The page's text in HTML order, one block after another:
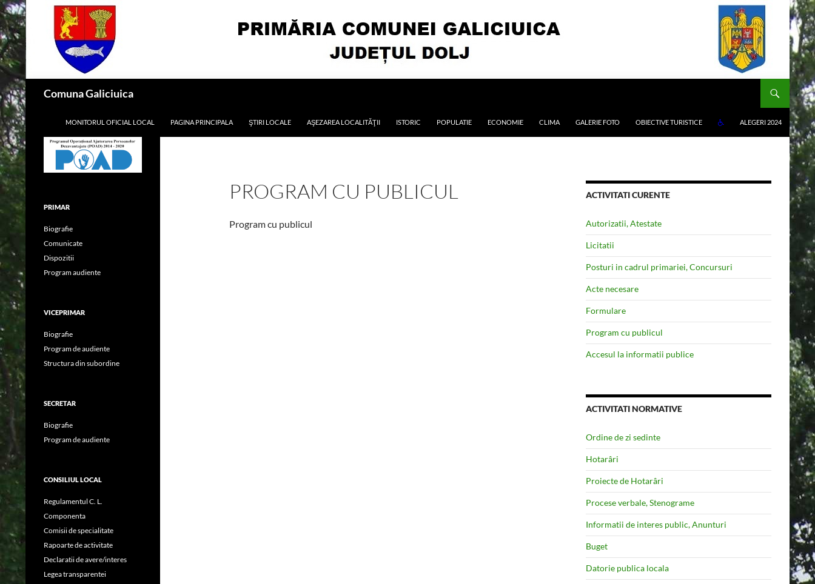
Skip
to
content
Comuna Galiciuica
MONITORUL OFICIAL LOCAL PAGINA PRINCIPALA ŞTIRI LOCALE AŞEZAREA LOCALITĂŢII ISTORIC POPULATIE ECONOMIE CLIMA GALERIE FOTO OBIECTIVE TURISTICE ALEGERI 2024
PROGRAM CU PUBLICUL
Program cu publicul
ACTIVITATI CURENTE
Autorizatii, Atestate
Licitatii
Posturi in cadrul primariei, Concursuri
Acte necesare
Formulare
Program cu publicul
Accesul la informatii publice
ACTIVITATI NORMATIVE
Ordine de zi sedinte
Hotarâri
Proiecte de Hotarâri
Procese verbale, Stenograme
Informatii de interes public, Anunturi
Buget
Datorie publica locala
PRIMAR
Biografie
Comunicate
Dispozitii
Program audiente
VICEPRIMAR
Biografie
Program de audiente
Structura din subordine
SECRETAR
Biografie
Program de audiente
CONSILIUL LOCAL
Regulamentul C. L.
Componenta
Comisii de specialitate
Rapoarte de activitate
Declaratii de avere/interes
Legea transparentei